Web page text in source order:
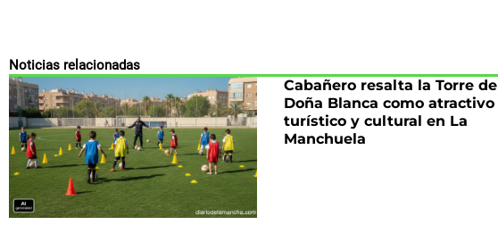
Noticias relacionadas
Cabañero resalta la Torre de
Doña Blanca como atractivo
turístico y cultural en La
Manchuela